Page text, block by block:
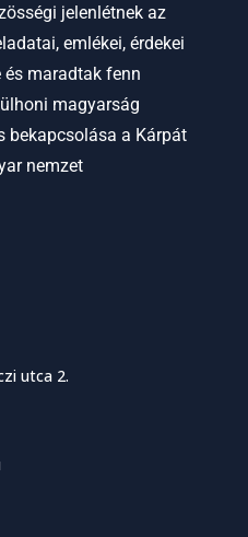
jelenlétnek az
emlékei, érdekei
és maradtak fenn
magyarság
bekapcsolása a Kárpát
nemzet
utca 2.